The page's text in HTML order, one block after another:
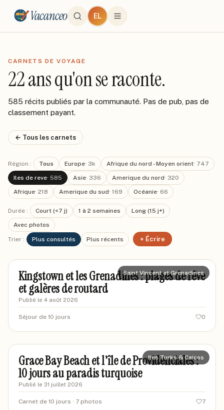
Vacanceo EL
CARNETS DE VOYAGE
22 ans qu'on se raconte.
585 récits publiés par la communauté. Pas de pub, pas de
classement payant.
← Tous les carnets
Région : Tous Europe· 3k Afrique du nord - Moyen orient· 747
Iles de reve· 585 Asie· 336 Amerique du nord· 320
Afrique· 218 Amerique du sud· 169 Océanie· 66
Durée : Court (<7 j) 1 à 2 semaines
Long (15 j+)
Avec photos
Trier : Plus consultés Plus récents + Écrire
marcvoyageur87
Saint Vincent et Grenadines
Kingstown et les Grenadines : plages de rêve
et galères de routard
Publié le 4 août 2026
Séjour de 10 jours 0
marievoyages87
Iles Turks & Caicos
Grace Bay Beach et l'île de Providenciales :
10 jours au paradis turquoise
Publié le 31 juillet 2026
Carnet de 10 jours · 7 photos 7